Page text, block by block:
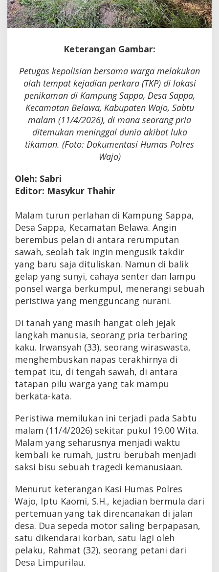
Keterangan Gambar:
Petugas kepolisian bersama warga melakukan
olah tempat kejadian perkara (TKP) di lokasi
penikaman di Kampung Sappa, Desa Sappa,
Kecamatan Belawa, Kabupaten Wajo, Sabtu
malam (11/4/2026), di mana seorang pria
ditemukan meninggal dunia akibat luka
tikaman. (Foto: Dokumentasi Humas Polres
Wajo)
Oleh: Sabri
Editor: Masykur Thahir
Malam turun perlahan di Kampung Sappa,
Desa Sappa, Kecamatan Belawa. Angin
berembus pelan di antara rerumputan
sawah, seolah tak ingin mengusik takdir
yang baru saja dituliskan. Namun di balik
gelap yang sunyi, cahaya senter dan lampu
ponsel warga berkumpul, menerangi sebuah
peristiwa yang mengguncang nurani.
Di tanah yang masih hangat oleh jejak
langkah manusia, seorang pria terbaring
kaku. Irwansyah (33), seorang wiraswasta,
menghembuskan napas terakhirnya di
tempat itu, di tengah sawah, di antara
tatapan pilu warga yang tak mampu
berkata-kata.
Peristiwa memilukan ini terjadi pada Sabtu
malam (11/4/2026) sekitar pukul 19.00 Wita.
Malam yang seharusnya menjadi waktu
kembali ke rumah, justru berubah menjadi
saksi bisu sebuah tragedi kemanusiaan.
Menurut keterangan Kasi Humas Polres
Wajo, Iptu Kaomi, S.H., kejadian bermula dari
pertemuan yang tak direncanakan di jalan
desa. Dua sepeda motor saling berpapasan,
satu dikendarai korban, satu lagi oleh
pelaku, Rahmat (32), seorang petani dari
Desa Limpurilau.